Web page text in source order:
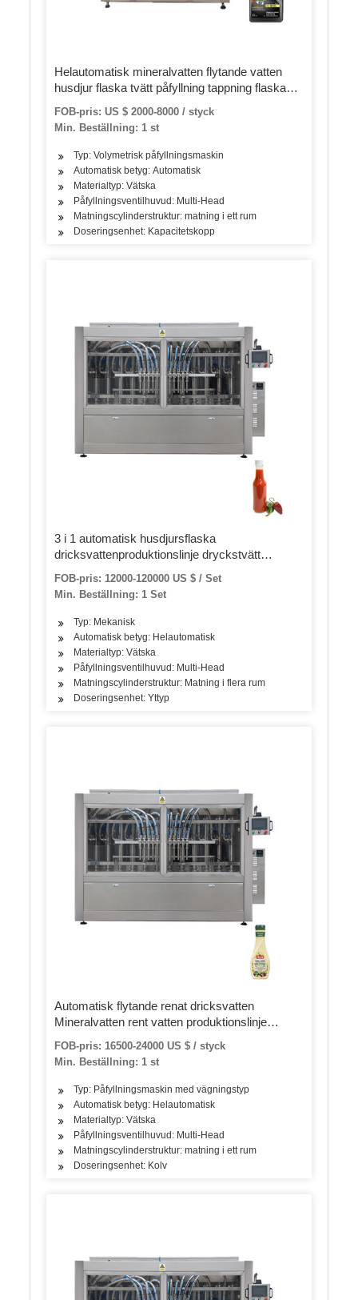
Helautomatisk mineralvatten flytande vatten
husdjur flaska tvätt påfyllning tappning flaska
FOB-pris: US $ 2000-8000 / styck
Min. Beställning: 1 st
Typ: Volymetrisk påfyllningsmaskin
Automatisk betyg: Automatisk
Materialtyp: Vätska
Påfyllningsventilhuvud: Multi-Head
Matningscylinderstruktur: matning i ett rum
Doseringsenhet: Kapacitetskopp
3 i 1 automatisk husdjursflaska
dricksvattenproduktionslinje dryckstvätt
Fyllningslockmaskiner Mineral rent
vattenpåfyllningsflaska och tätningsmaskin
FOB-pris: 12000-120000 US $ / Set
Min. Beställning: 1 Set
Typ: Mekanisk
Automatisk betyg: Helautomatisk
Materialtyp: Vätska
Påfyllningsventilhuvud: Multi-Head
Matningscylinderstruktur: Matning i flera rum
Doseringsenhet: Yttyp
Automatisk flytande renat dricksvatten
Mineralvatten rent vatten produktionslinje
FOB-pris: 16500-24000 US $ / styck
Min. Beställning: 1 st
Typ: Påfyllningsmaskin med vägningstyp
Automatisk betyg: Helautomatisk
Materialtyp: Vätska
Påfyllningsventilhuvud: Multi-Head
Matningscylinderstruktur: matning i ett rum
Doseringsenhet: Kolv